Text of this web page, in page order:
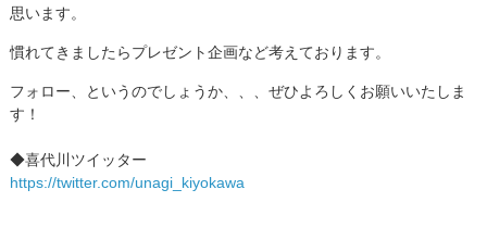
思います。
慣れてきましたらプレゼント企画など考えております。
フォロー、というのでしょうか、、、ぜひよろしくお願いいたしま
す！
◆喜代川ツイッター
https://twitter.com/unagi_kiyokawa